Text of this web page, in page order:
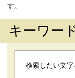
す。
キーワー